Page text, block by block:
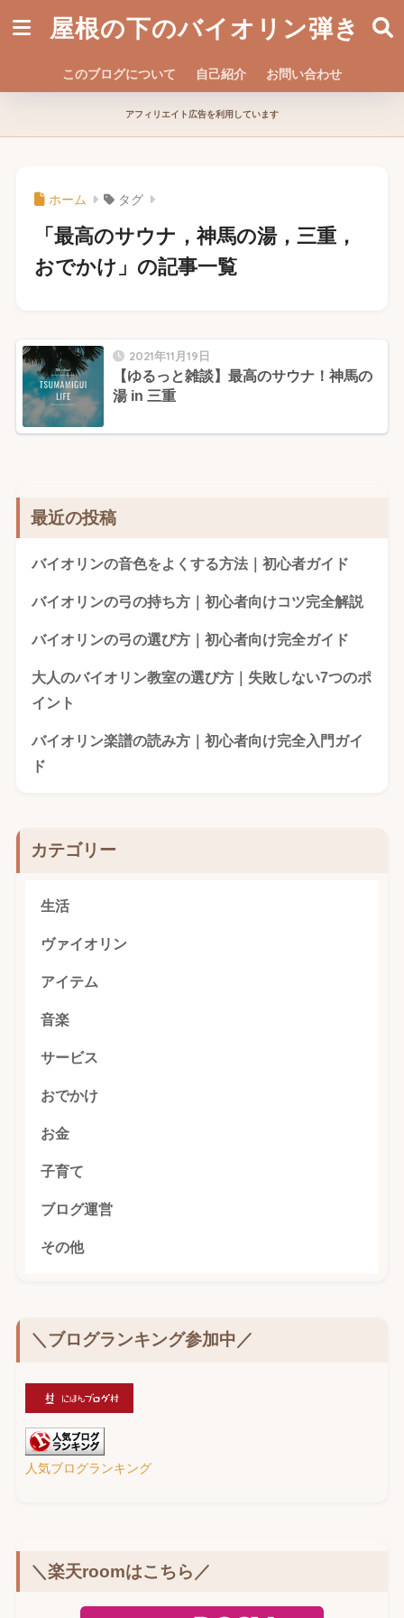
屋根の下のバイオリン弾き
このブログについて 自己紹介 お問い合わせ
アフィリエイト広告を利用しています
ホーム タグ
「最高のサウナ，神馬の湯，三重，
おでかけ」の記事一覧
2021年11月19日
【ゆるっと雑談】最高のサウナ！神馬の
湯 in 三重
最近の投稿
バイオリンの音色をよくする方法｜初心者ガイド
バイオリンの弓の持ち方｜初心者向けコツ完全解説
バイオリンの弓の選び方｜初心者向け完全ガイド
大人のバイオリン教室の選び方｜失敗しない7つのポ
イント
バイオリン楽譜の読み方｜初心者向け完全入門ガイ
ド
カテゴリー
生活
ヴァイオリン
アイテム
音楽
サービス
おでかけ
お金
子育て
ブログ運営
その他
＼ブログランキング参加中／
人気ブログランキング
＼楽天roomはこちら／